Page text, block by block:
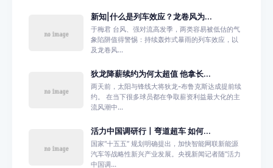
新知|什么是列车效应？龙卷风为...
于梅君 台风、强对流高发季，两类容易被低估的气
象陷阱值得警惕：持续轰炸式暴雨的列车效应，以
及龙卷风...
狄龙降薪续约为何太超值 他拿长...
两天前，太阳与锋线大将狄龙-布鲁克斯达成提前续
约。 在当下很多球员都在争取薪资利益最大化的主
流风潮中...
活力中国调研行丨弯道超车 如何...
国家“十五五” 规划明确提出，加快智能网联新能源
汽车等战略性新兴产业发展。央视新闻记者随“活力
中国调...